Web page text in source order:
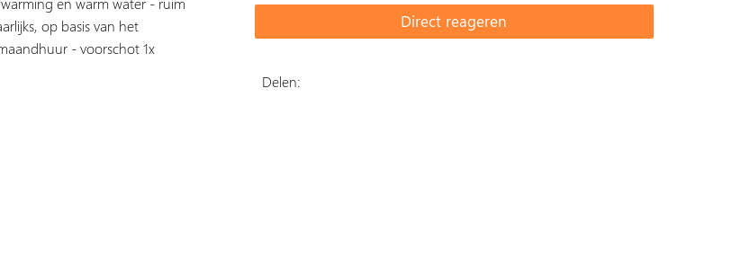
op basis van het
- voorschot 1x
Delen: